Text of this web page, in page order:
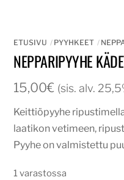
ETUSIVU PYYHKEET
NEPPARIPYYHE
15,00€ (sis. alv.
Keittiöpyyhe
laatikon vetimeen,
Pyyhe on valmistettu
1 varastossa